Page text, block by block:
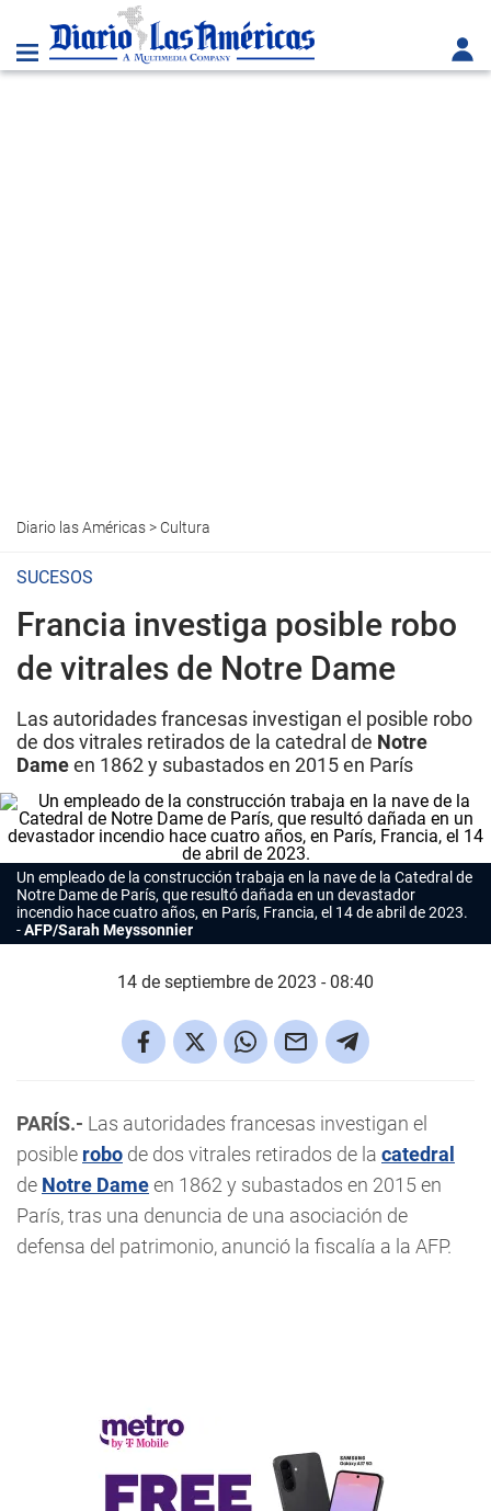
Diario las Américas> Cultura
SUCESOS
Francia investiga posible robo
de vitrales de Notre Dame
Las autoridades francesas investigan el posible robo
de dos vitrales retirados de la catedral de Notre
Dameen 1862 y subastados en 2015 en París
Un empleado de la construcción trabaja en la nave de la Catedral de
Notre Damede París, que resultó dañada en un devastador
incendio hace cuatro años, en París, Francia, el 14 de abril de 2023.
AFP/Sarah Meyssonnier
14 de septiembre de 2023 - 08:40
PARÍS.- Las autoridades francesas investigan el
posible robo de dos vitrales retirados de la catedral
de Notre Dameen 1862 y subastados en 2015 en
París, tras una denuncia de una asociación de
defensa del patrimonio, anunció la fiscalía a la AFP.